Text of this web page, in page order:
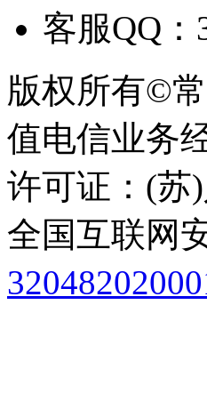
客服QQ：
版权所有©
值电信业务
许可证：(苏
全国互联网